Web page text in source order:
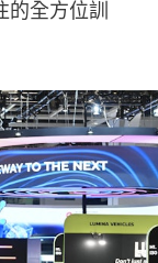
全方位訓